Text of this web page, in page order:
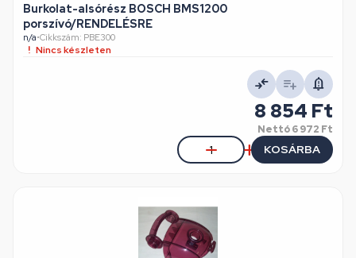
Burkolat-alsórész BOSCH BMS1200
porszívó/RENDELÉSRE
n/a•Cikkszám: PBE300
Nincs készleten
8 854 Ft
Nettó6 972 Ft
KOSÁRBA